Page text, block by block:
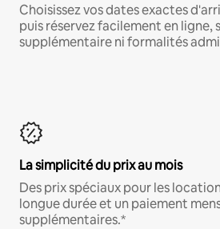
Choisissez vos dates exactes
puis réservez facilement en ligne,
supplémentaire ni formalités
La simplicité du prix au mois
Des prix spéciaux pour les
longue durée et un paiement
supplémentaires.*